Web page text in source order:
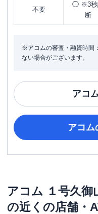
不要
◯ ※3秒
断
※アコムの審査・融資時間
ない場合がございます。
アコ
アコム
アコム １号久
の近くの店舗・